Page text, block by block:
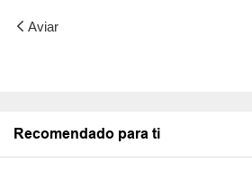
Aviar
Recomendado para ti